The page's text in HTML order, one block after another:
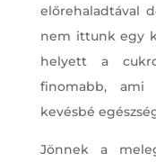
előrehaladtával
nem ittunk egy
helyett a
finomabb, ami
kevésbé
Jönnek a